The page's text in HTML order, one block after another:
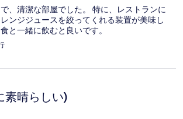
、清潔な部屋でした。 特に、レストランに
ンジジュースを絞ってくれる装置が美味し
と一緒に飲むと良いです。
素晴らしい)